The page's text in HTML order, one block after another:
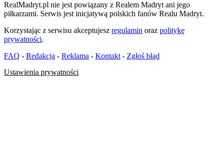
RealMadryt.pl nie jest powiązany z Realem Madryt ani jego
piłkarzami. Serwis jest inicjatywą polskich fanów Realu Madryt.
Korzystając z serwisu akceptujesz regulamin oraz politykę
prywatności.
FAQ - Redakcja - Reklama - Kontakt - Zgłoś błąd
Ustawienia prywatności